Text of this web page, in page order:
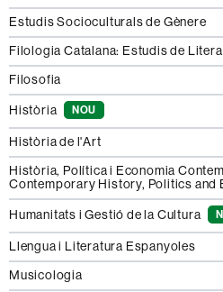
Estudis Socioculturals de Gènere
Filologia Catalana: Estudis de
Filosofia
Història
NOU
Història de l'Art
Història, Política i Economia
Contemporary History, Politics and
Humanitats i Gestió de la Cultura
Llengua i Literatura Espanyoles
Musicologia